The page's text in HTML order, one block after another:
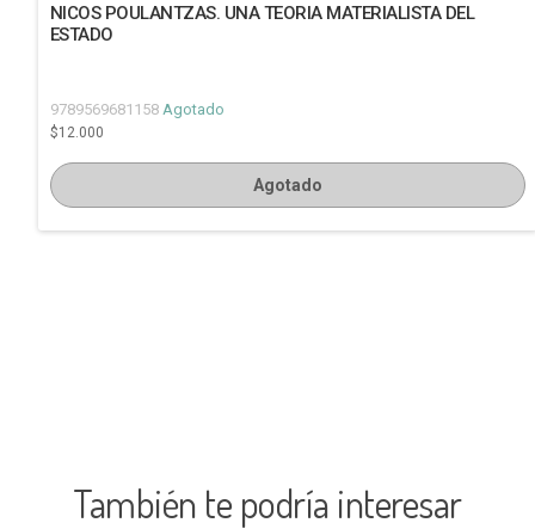
NICOS POULANTZAS. UNA TEORIA MATERIALISTA DEL
ESTADO
9789569681158 Agotado
$12.000
Agotado
También te podría interesar